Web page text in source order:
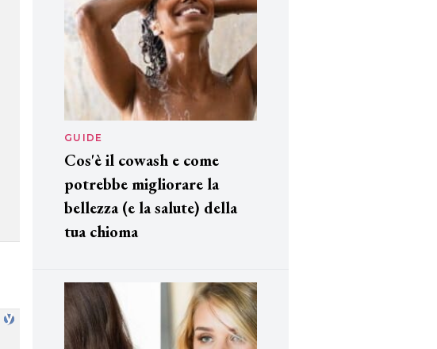
GUIDE
Cos'è il cowash e come
potrebbe migliorare la
bellezza (e la salute) della
tua chioma